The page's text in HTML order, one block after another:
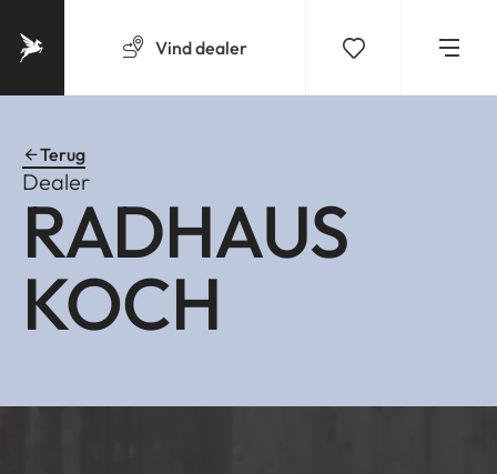
Vinddealer
Terug
Dealer
RADHAUS
KOCH